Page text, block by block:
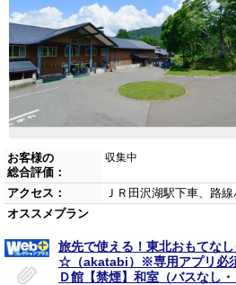
お客様の
総合評価：
収集中
アクセス：
ＪＲ田沢湖駅下車、路
オススメプラン
旅先で使える！東北おもてな
☆（akatabi）※専用アプリ
Ｄ館【禁煙】和室（バスなし